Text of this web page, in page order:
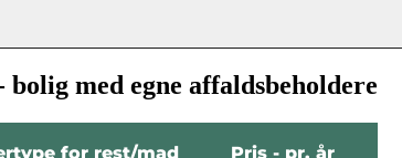
bolig med egne affaldsbeholdere
for rest/mad Pris - pr. år